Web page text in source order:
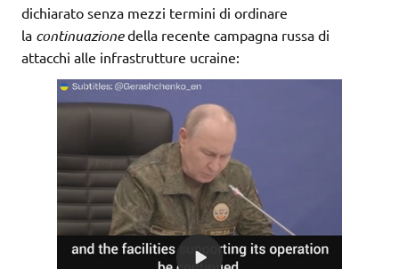
dichiarato senza mezzi termini di ordinare
la continuazionedella recente campagna russa di
attacchi alle infrastrutture ucraine: